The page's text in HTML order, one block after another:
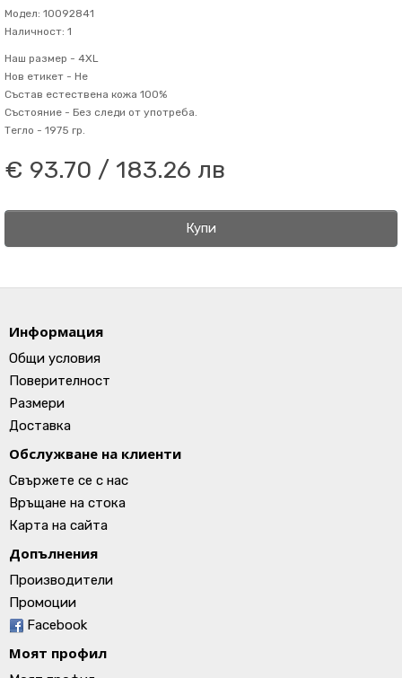
Модел: 10092841
Наличност: 1
Наш размер - 4XL
Нов етикет - Не
Състав естествена кожа 100%
Състояние - Без следи от употреба.
Тегло - 1975 гр.
€ 93.70 / 183.26 лв
Купи
Информация
Общи условия
Поверителност
Размери
Доставка
Обслужване на клиенти
Свържете се с нас
Връщане на стока
Карта на сайта
Допълнения
Производители
Промоции
Facebook
Моят профил